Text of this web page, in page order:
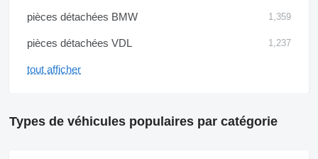
pièces détachées BMW 1,359
pièces détachées VDL 1,237
tout afficher
Types de véhicules populaires par catégorie